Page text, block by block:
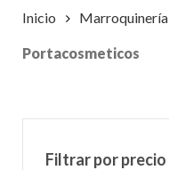
Inicio Marroquinería
Portacosmeticos
Filtrar por precio